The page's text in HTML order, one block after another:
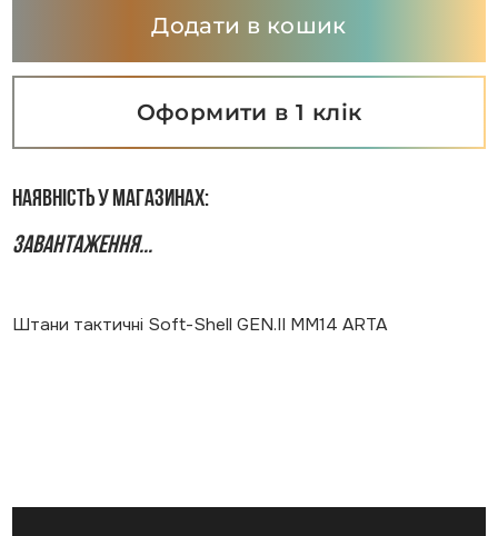
Додати в кошик
Оформити в 1 клік
Наявність у магазинах:
Завантаження...
Штани тактичні Soft-Shell GEN.II MM14 ARTA